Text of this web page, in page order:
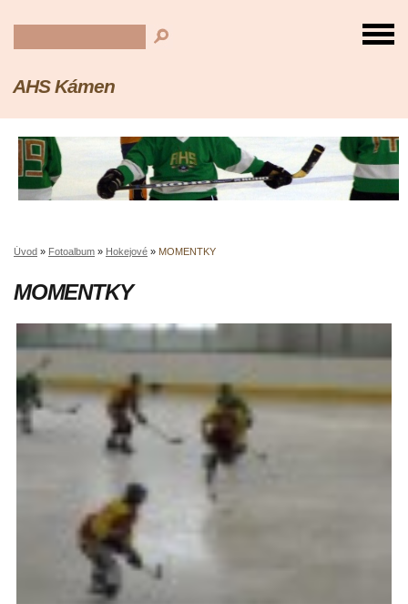
AHS Kámen
Úvod » Fotoalbum » Hokejové » MOMENTKY
MOMENTKY